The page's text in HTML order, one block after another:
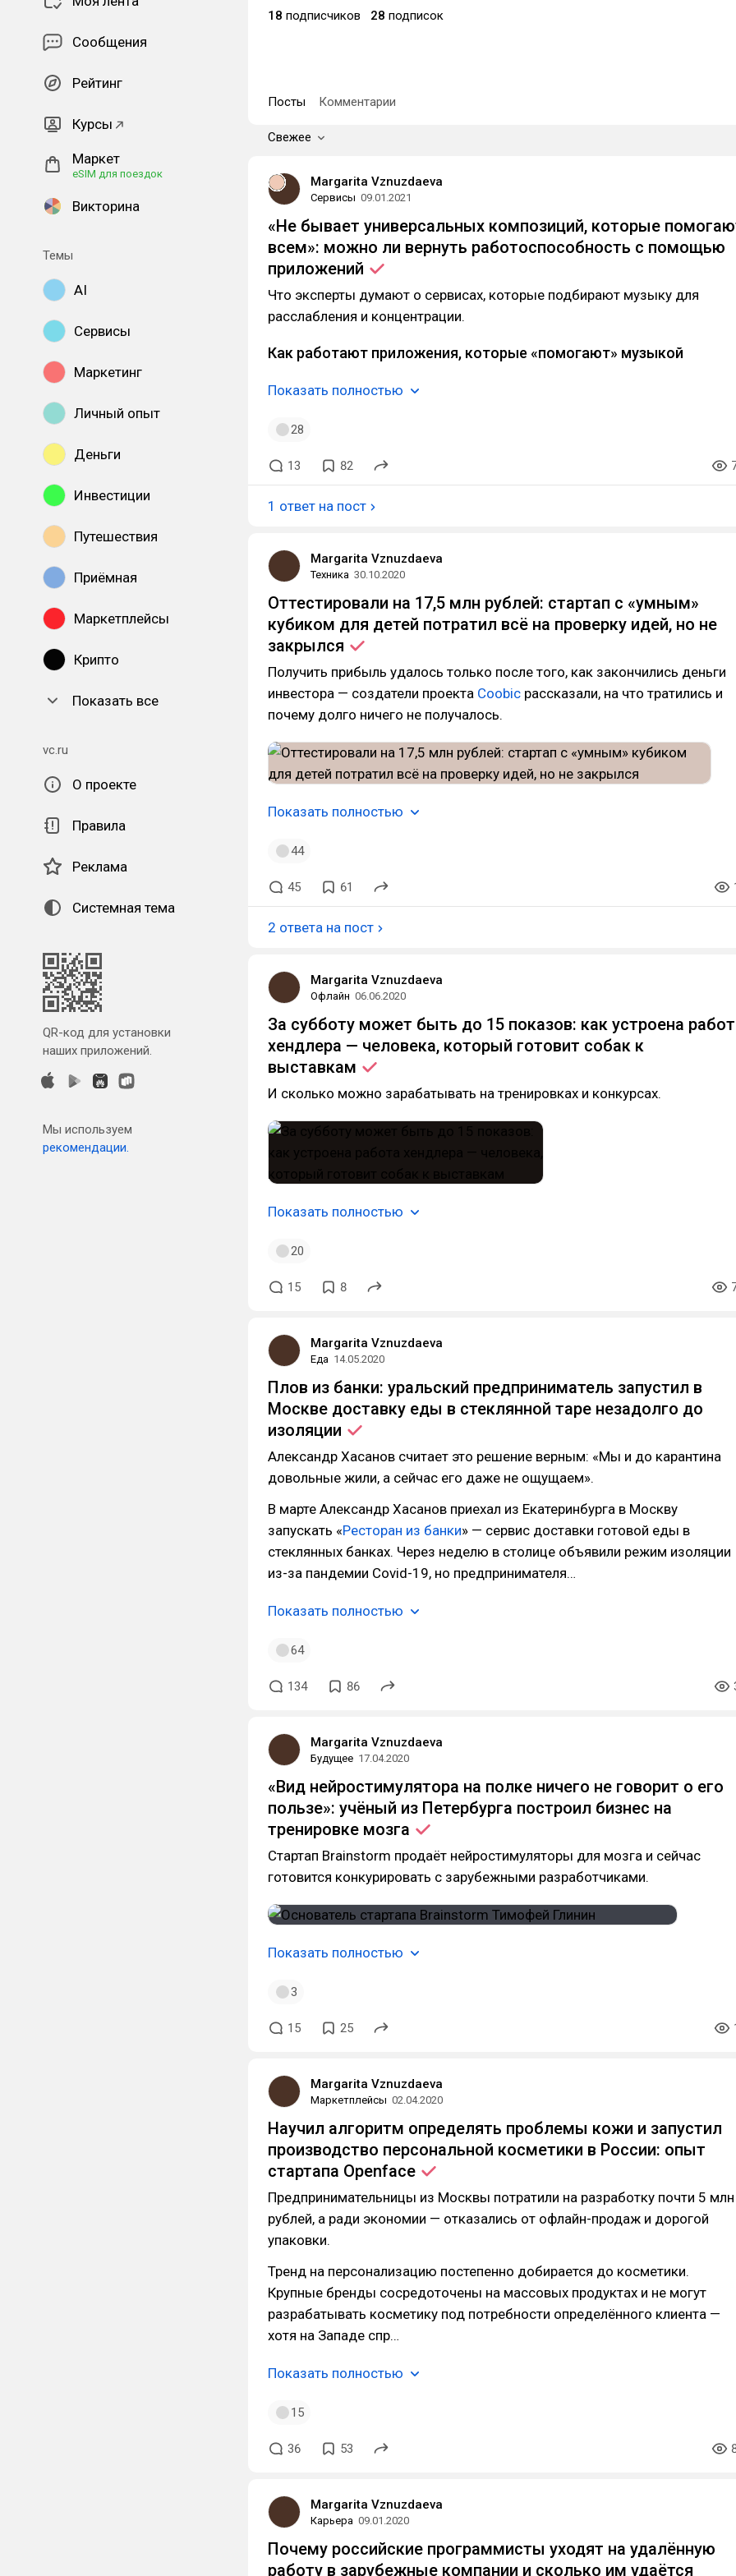
Сообщения
Рейтинг
Курсы
Маркет
eSIM для поездок
Викторина
Темы
AI
Сервисы
Маркетинг
Личный опыт
Деньги
Инвестиции
Путешествия
Приёмная
Маркетплейсы
Крипто
Показать все
vc.ru
О проекте
Правила
Реклама
Системная тема
QR-код для установки
наших приложений.
Мы используем
рекомендации.
18 подписчиков 28 подписок
Посты Комментарии
Свежее
Margarita Vznuzdaeva
Сервисы 09.01.2021
«Не бывает универсальных композиций, которые
всем»: можно ли вернуть работоспособность с помощью
приложений
Что эксперты думают о сервисах, которые подбирают музыку для
расслабления и концентрации.
Как работают приложения, которые «помогают» музыкой
Показать полностью
28
13 82
1 ответ на пост
Margarita Vznuzdaeva
Техника 30.10.2020
Оттестировали на 17,5 млн рублей: стартап с «умным»
кубиком для детей потратил всё на проверку идей, но не
закрылся
Получить прибыль удалось только после того, как закончились деньги
инвестора — создатели проекта Coobic рассказали, на что тратились и
почему долго ничего не получалось.
Показать полностью
44
45 61
2 ответа на пост
Margarita Vznuzdaeva
Офлайн 06.06.2020
За субботу может быть до 15 показов: как устроена
хендлера — человека, который готовит собак к
выставкам
И сколько можно зарабатывать на тренировках и конкурсах.
Показать полностью
20
15 8
Margarita Vznuzdaeva
Еда 14.05.2020
Плов из банки: уральский предприниматель запустил в
Москве доставку еды в стеклянной таре незадолго до
изоляции
Александр Хасанов считает это решение верным: «Мы и до карантина
довольные жили, а сейчас его даже не ощущаем».
В марте Александр Хасанов приехал из Екатеринбурга в Москву
запускать «Ресторан из банки» — сервис доставки готовой еды в
стеклянных банках. Через неделю в столице объявили режим изоляции
из-за пандемии Covid-19, но предпринимателя…
Показать полностью
64
134 86
Margarita Vznuzdaeva
Будущее 17.04.2020
«Вид нейростимулятора на полке ничего не говорит о его
пользе»: учёный из Петербурга построил бизнес на
тренировке мозга
Стартап Brainstorm продаёт нейростимуляторы для мозга и сейчас
готовится конкурировать с зарубежными разработчиками.
Показать полностью
3
15 25
Margarita Vznuzdaeva
Маркетплейсы 02.04.2020
Научил алгоритм определять проблемы кожи и запустил
производство персональной косметики в России: опыт
стартапа Openface
Предпринимательницы из Москвы потратили на разработку почти 5 млн
рублей, а ради экономии — отказались от офлайн-продаж и дорогой
упаковки.
Тренд на персонализацию постепенно добирается до косметики.
Крупные бренды сосредоточены на массовых продуктах и не могут
разрабатывать косметику под потребности определённого клиента —
хотя на Западе спр…
Показать полностью
15
36 53
Margarita Vznuzdaeva
Карьера 09.01.2020
Почему российские программисты уходят на удалённую
работу в зарубежные компании и сколько им удаётся